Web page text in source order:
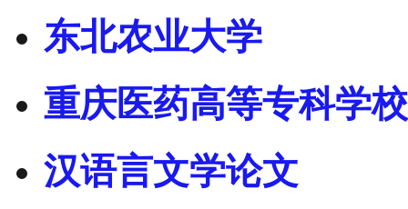
东北农业大学
重庆医药高等专科学校
汉语言文学论文